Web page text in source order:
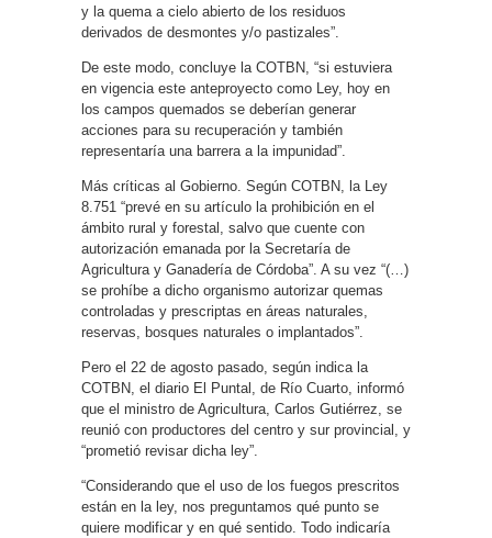
y la quema a cielo abierto de los residuos
derivados de desmontes y/o pastizales”.
De este modo, concluye la COTBN, “si estuviera
en vigencia este anteproyecto como Ley, hoy en
los campos quemados se deberían generar
acciones para su recuperación y también
representaría una barrera a la impunidad”.
Más críticas al Gobierno. Según COTBN, la Ley
8.751 “prevé en su artículo la prohibición en el
ámbito rural y forestal, salvo que cuente con
autorización emanada por la Secretaría de
Agricultura y Ganadería de Córdoba”. A su vez “(…)
se prohíbe a dicho organismo autorizar quemas
controladas y prescriptas en áreas naturales,
reservas, bosques naturales o implantados”.
Pero el 22 de agosto pasado, según indica la
COTBN, el diario El Puntal, de Río Cuarto, informó
que el ministro de Agricultura, Carlos Gutiérrez, se
reunió con productores del centro y sur provincial, y
“prometió revisar dicha ley”.
“Considerando que el uso de los fuegos prescritos
están en la ley, nos preguntamos qué punto se
quiere modificar y en qué sentido. Todo indicaría